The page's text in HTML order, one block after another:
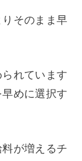
そのまま早
れています
めに選択す
が増えるチ